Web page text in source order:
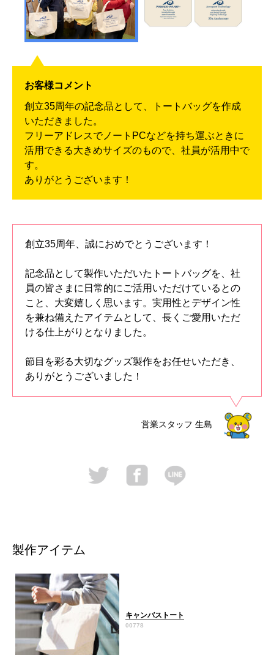
お客様コメント
創立35周年の記念品として、トートバッグを作成
いただきました。
フリーアドレスでノートPCなどを持ち運ぶときに
活用できる大きめサイズのもので、社員が活用中で
す。
ありがとうございます！
創立35周年、誠におめでとうございます！
記念品として製作いただいたトートバッグを、社
員の皆さまに日常的にご活用いただけているとの
こと、大変嬉しく思います。実用性とデザイン性
を兼ね備えたアイテムとして、長くご愛用いただ
ける仕上がりとなりました。
節目を彩る大切なグッズ製作をお任せいただき、
ありがとうございました！
営業スタッフ 生島
製作アイテム
キャンバストート
00778